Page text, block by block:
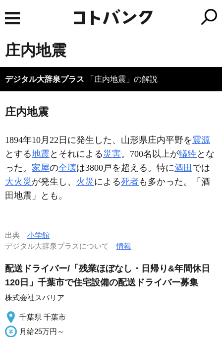
庄内地震
デジタル大辞泉プラス 「庄内地震」の解説
庄内地震
1894年10月22日に発生した、山形県庄内平野を震源
とする地震 とそれによる 災害。700名以上が犠牲 とな
った。 家屋の全壊は3800戸を超える。特に酒田 では
大火災 が発生し、 火災 による死者も多かった。「酒
田地震」とも。
出典 小学館
デジタル大辞泉プラスについて情報
配送ドライバー/「残業ほぼなし・日帰り&年間休日
120日」千葉市で住宅設備の配送ドライバー募集
株式会社スパリア
千葉県 千葉市
月給25万円～